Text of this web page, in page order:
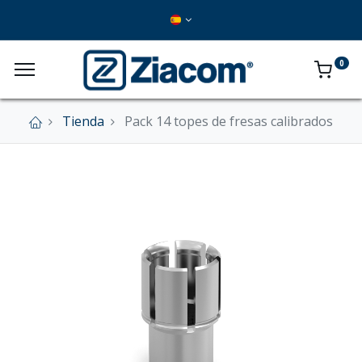
0
Tienda Pack 14 topes de fresas calibrados
×
Nuestra tienda online se encuentra cerrada de
forma definitiva.
En este momento no se aceptan pedidos a